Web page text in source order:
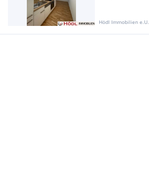
Hödl Immobilien e.U.